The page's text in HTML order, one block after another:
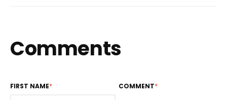
Comments
FIRST NAME* COMMENT*